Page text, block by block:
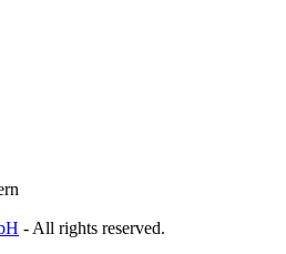
- All rights reserved.